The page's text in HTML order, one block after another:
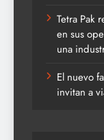
Tetra Pak
en sus
una
El nuevo
invitan a